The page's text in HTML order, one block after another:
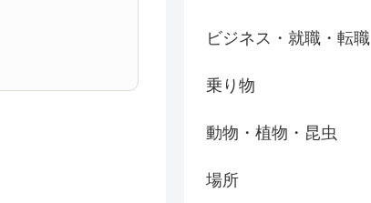
ビジネス・就職・転職
乗り物
動物・植物・昆虫
場所